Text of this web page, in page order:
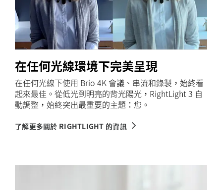
在任何光線環境下完美呈現
在任何光線下使用 Brio 4K 會議、串流和錄製，始終看
起來最佳。從低光到明亮的背光陽光，RightLight 3 自
動調整，始終突出最重要的主題：您。
了解更多關於 RIGHTLIGHT 的資訊